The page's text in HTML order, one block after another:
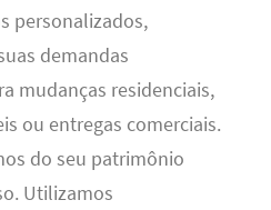
personalizados,
demandas
mudanças residenciais,
ou entregas comerciais.
do seu patrimônio
Utilizamos